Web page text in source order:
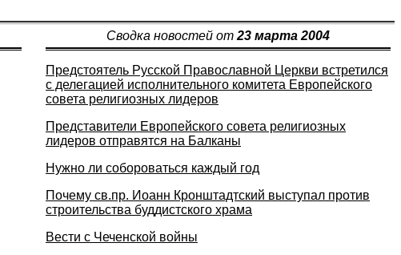
Сводка новостей от 23 марта 2004
Предстоятель Русской Православной Церкви встретился
c делегацией исполнительного комитета Европейского
совета религиозных лидеров
Представители Европейского совета религиозных
лидеров отправятся на Балканы
Нужно ли собороваться каждый год
Почему св.пр. Иоанн Кронштадтский выступал против
строительства буддистского храма
Вести с Чеченской войны